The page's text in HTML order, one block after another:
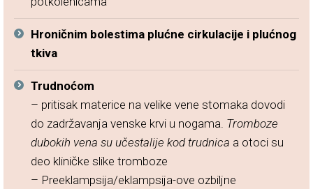
Hroničnim bolestima plućne cirkulacije i plućnog
tkiva
Trudnoćom
– pritisak materice na velike vene stomaka dovodi
do zadržavanja venske krvi u nogama. Tromboze
dubokih vena su učestalije kod trudnica a otoci su
deo kliničke slike tromboze
– Preeklampsija/eklampsija-ove ozbiljne